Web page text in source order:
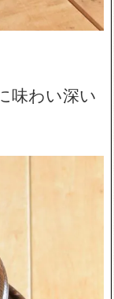
味わい深い